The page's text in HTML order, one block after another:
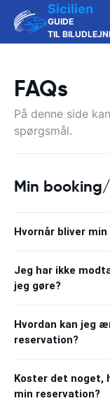
Sicilien
GUIDE
TIL
FAQs
På denne side
spørgsmål.
Min
Hvornår bliver
Jeg har ikke
jeg gøre?
Hvordan kan jeg
reservation?
Koster det noget,
min reservation?